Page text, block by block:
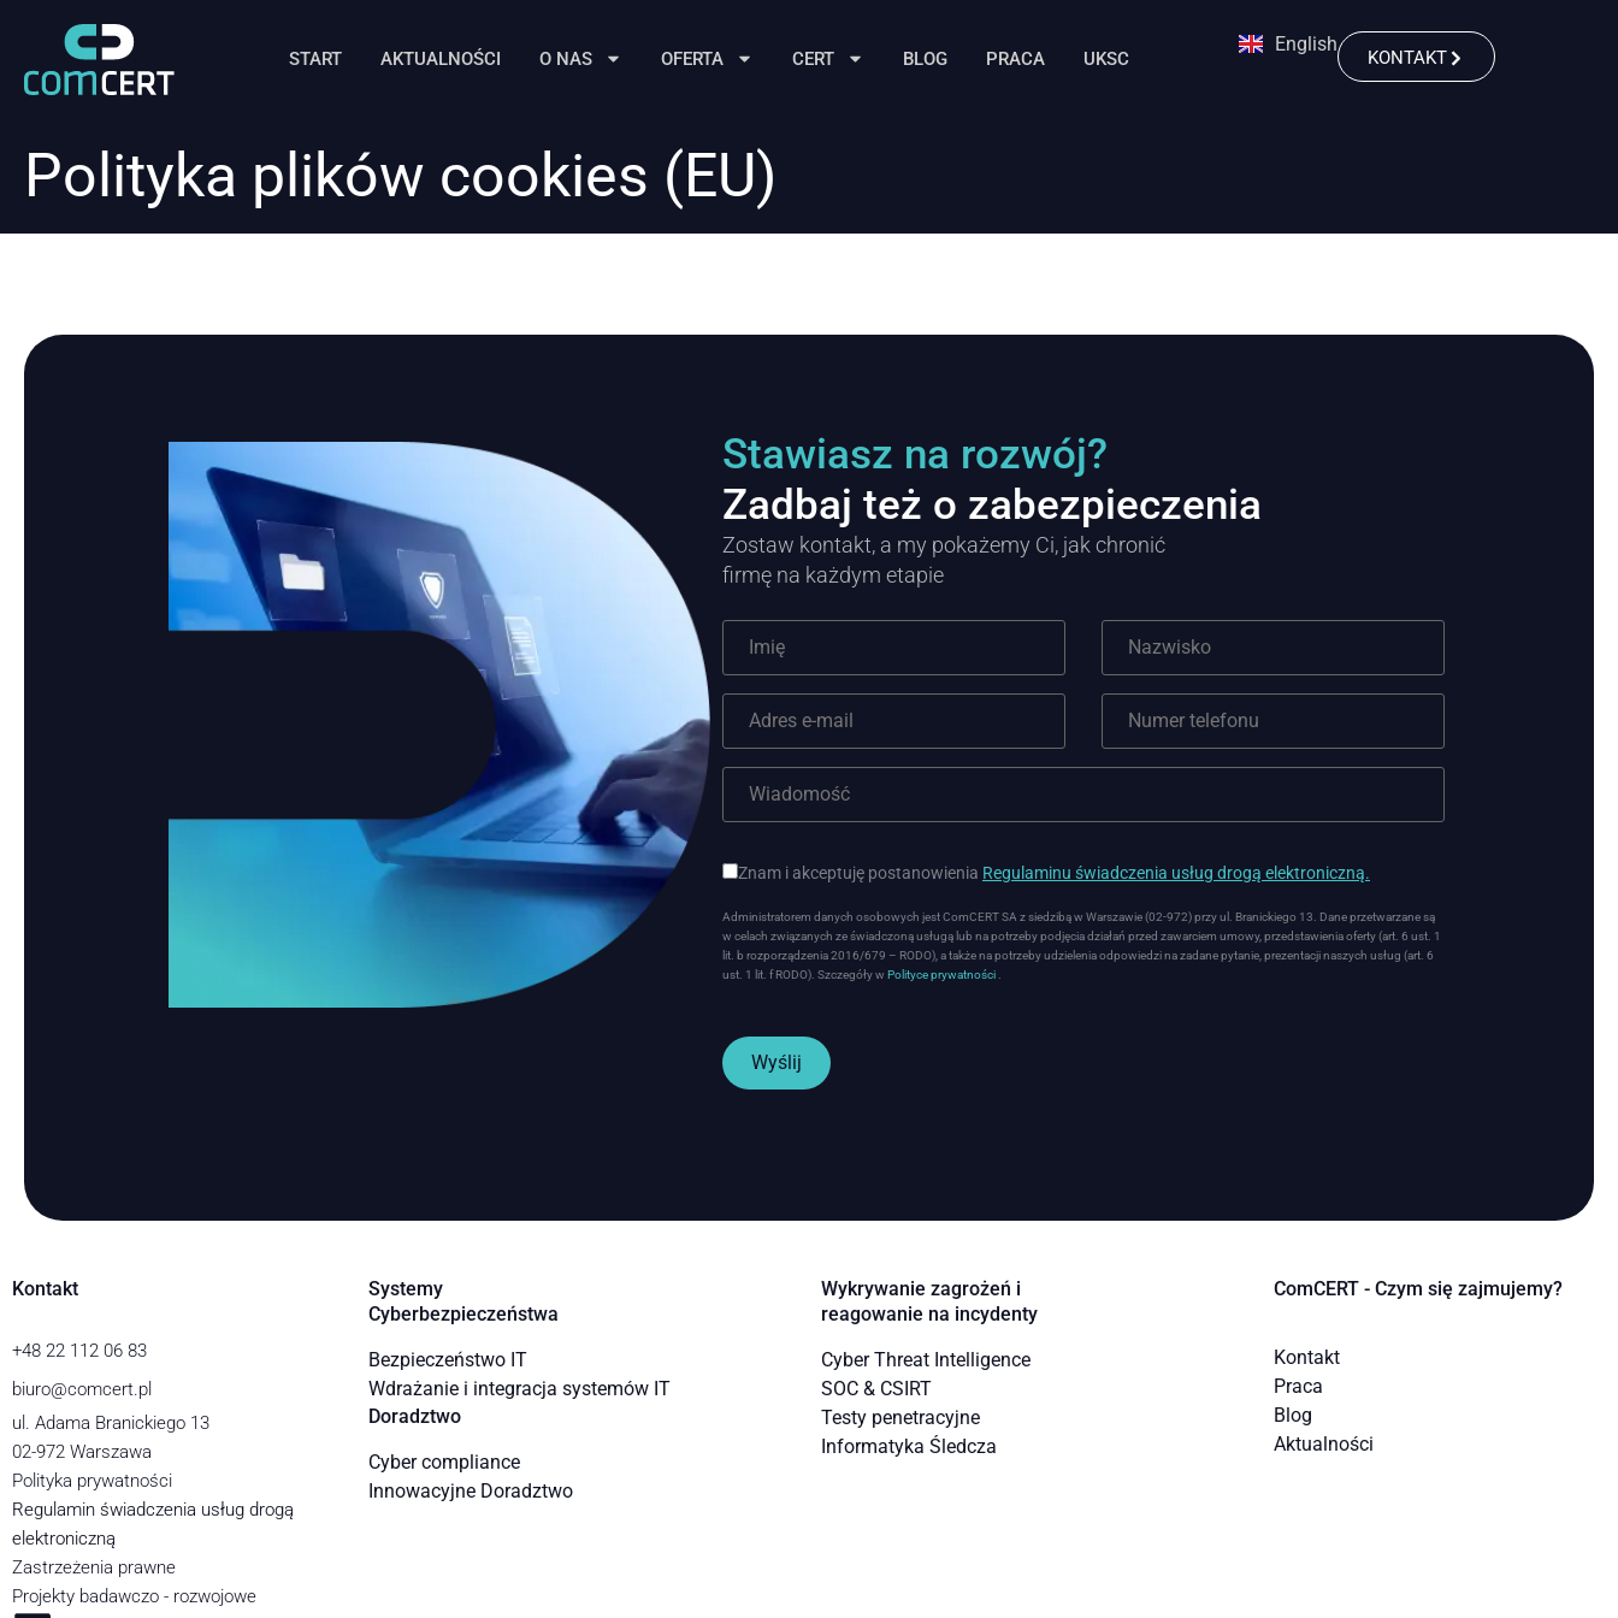
START AKTUALNOŚCI O NAS OFERTA CERT BLOG PRACA UKSC
English
KONTAKT
Polityka plików cookies (EU)
Stawiasz na rozwój?
Zadbaj też o zabezpieczenia
Zostaw kontakt, a my pokażemy Ci, jak chronić
firmę na każdym etapie
Znam i akceptuję postanowienia Regulaminu świadczenia usług drogą elektroniczną.
Administratorem danych osobowych jest ComCERT SA z siedzibą w Warszawie (02-972) przy ul. Branickiego 13. Dane przetwarzane są
w celach związanych ze świadczoną usługą lub na potrzeby podjęcia działań przed zawarciem umowy, przedstawienia oferty (art. 6 ust. 1
lit. b rozporządzenia 2016/679 – RODO), a także na potrzeby udzielenia odpowiedzi na zadane pytanie, prezentacji naszych usług (art. 6
ust. 1 lit. f RODO). Szczegóły w Polityce prywatności
Wyślij
Kontakt
+48 22 112 06 83
biuro@comcert.pl
ul. Adama Branickiego 13
02-972 Warszawa
Polityka prywatności
Regulamin świadczenia usług drogą
elektroniczną
Zastrzeżenia prawne
Projekty badawczo - rozwojowe
Systemy
Cyberbezpieczeństwa
Bezpieczeństwo IT
Wdrażanie i integracja systemów IT
Doradztwo
Cyber compliance
Innowacyjne Doradztwo
Wykrywanie zagrożeń i
reagowanie na incydenty
Cyber Threat Intelligence
SOC & CSIRT
Testy penetracyjne
Informatyka Śledcza
ComCERT - Czym się zajmujemy?
Kontakt
Praca
Blog
Aktualności